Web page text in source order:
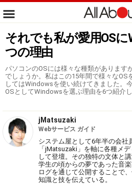
それでも私が愛用OS
つの理由
パソコンのOSには様々な種類があります
でしょうか。私はこの15年間で様々なOS
してはWindowsを使い続けてきました。
OSとしてWindowsを選ぶ理由を6つ紹介し
jMatsuzaki
Webサービス ガイド
システム屋として6年半の会社
「jMatsuzaki」を軸に各種メ
して登壇。その独特の文体と
学生の頃からの夢であった音
ログを通じて公開することで
知識と技を伝えている。